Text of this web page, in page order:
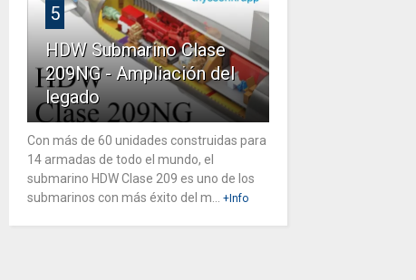
5
HDW Submarino Clase
209NG - Ampliación del
legado
Con más de 60 unidades construidas para
14 armadas de todo el mundo, el
submarino HDW Clase 209 es uno de los
submarinos con más éxito del m...
+Info